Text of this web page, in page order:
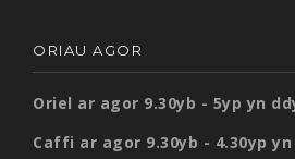
ORIAU AGOR
Oriel ar agor 9.30yb - 5yp yn
Caffi ar agor 9.30yb - 4.30yp